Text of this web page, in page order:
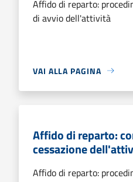
Affido di reparto:
di avvio dell'attività
VAI ALLA PAGINA
Affido di reparto:
cessazione
Affido di reparto: